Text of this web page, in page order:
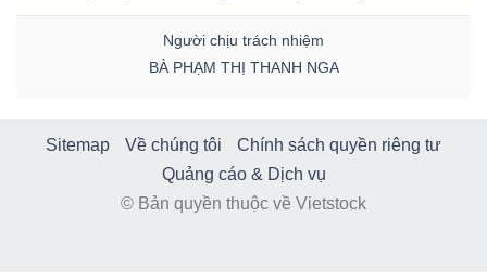
Người chịu trách nhiệm
BÀ PHẠM THỊ THANH NGA
Sitemap Về chúng tôi
Chính sách quyền riêng tư
Quảng cáo & Dịch vụ
© Bản quyền thuộc về Vietstock